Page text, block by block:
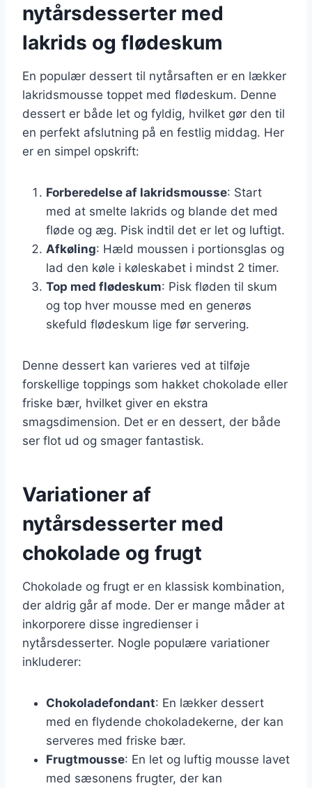
nytårsdesserter med
lakrids og flødeskum
En populær dessert til nytårsaften er en lækker
lakridsmousse toppet med flødeskum. Denne
dessert er både let og fyldig, hvilket gør den til
en perfekt afslutning på en festlig middag. Her
er en simpel opskrift:
Forberedelse af lakridsmousse: Start
med at smelte lakrids og blande det med
fløde og æg. Pisk indtil det er let og luftigt.
Afkøling: Hæld moussen i portionsglas og
lad den køle i køleskabet i mindst 2 timer.
Top med flødeskum: Pisk fløden til skum
og top hver mousse med en generøs
skefuld flødeskum lige før servering.
Denne dessert kan varieres ved at tilføje
forskellige toppings som hakket chokolade eller
friske bær, hvilket giver en ekstra
smagsdimension. Det er en dessert, der både
ser flot ud og smager fantastisk.
Variationer af
nytårsdesserter med
chokolade og frugt
Chokolade og frugt er en klassisk kombination,
der aldrig går af mode. Der er mange måder at
inkorporere disse ingredienser i
nytårsdesserter. Nogle populære variationer
inkluderer:
Chokoladefondant: En lækker dessert
med en flydende chokoladekerne, der kan
serveres med friske bær.
Frugtmousse: En let og luftig mousse lavet
med sæsonens frugter, der kan